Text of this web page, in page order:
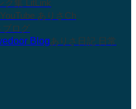
ク集 LitLink
YouTube ありさCh
ブログ
Blogありさ日記 日常